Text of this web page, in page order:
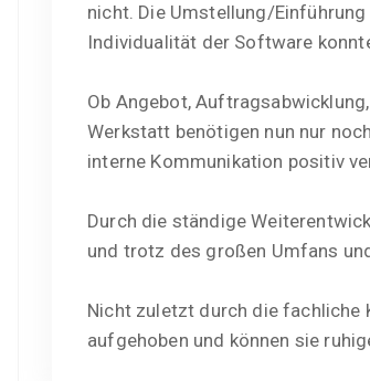
nicht. Die Umstellung/
Individualität der Software
Ob Angebot,
Werkstatt benötigen nun nur
interne Kommunikation positiv
Durch die ständige
und trotz des großen Umfans
Nicht zuletzt durch die fachliche
aufgehoben und können sie